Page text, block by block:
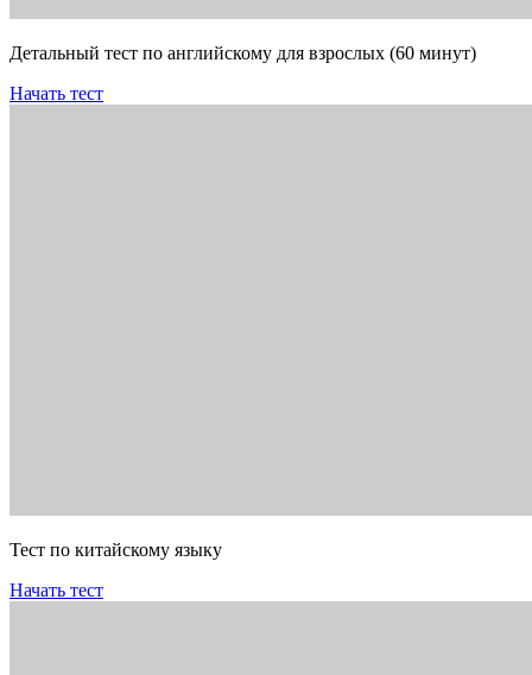
Детальный тест по английскому для взрослых (60 минут)
Начать тест
Тест по китайскому языку
Начать тест